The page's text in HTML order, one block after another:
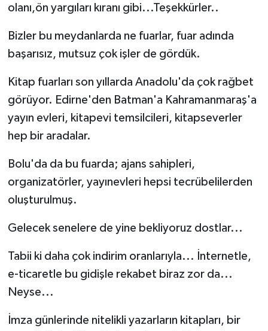
olanı,ön yargıları kıranı gibi...Teşekkürler..
Bizler bu meydanlarda ne fuarlar, fuar adında
başarısız, mutsuz çok işler de gördük.
Kitap fuarları son yıllarda Anadolu'da çok rağbet
görüyor. Edirne'den Batman'a Kahramanmaraş'a
yayın evleri, kitapevi temsilcileri, kitapseverler
hep bir aradalar.
Bolu'da da bu fuarda; ajans sahipleri,
organizatörler, yayınevleri hepsi tecrübelilerden
oluşturulmuş.
Gelecek senelere de yine bekliyoruz dostlar...
Tabii ki daha çok indirim oranlarıyla... İnternetle,
e-ticaretle bu gidişle rekabet biraz zor da...
Neyse...
İmza günlerinde nitelikli yazarların kitapları, bir